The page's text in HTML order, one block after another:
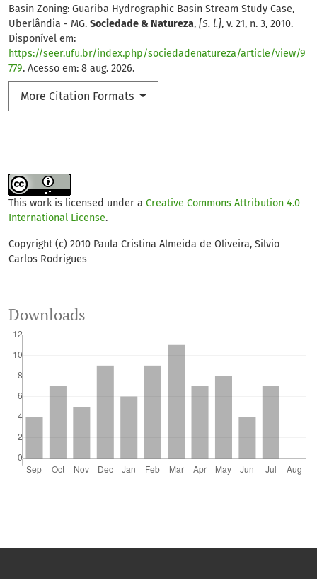
Basin Zoning: Guariba Hydrographic Basin Stream Study Case,
Uberlândia - MG. Sociedade & Natureza, [S. l.], v. 21, n. 3, 2010.
Disponível em:
https://seer.ufu.br/index.php/sociedadenatureza/article/view/9
779. Acesso em: 8 aug. 2026.
More Citation Formats
This work is licensed under a Creative Commons Attribution 4.0
International License.
Copyright (c) 2010 Paula Cristina Almeida de Oliveira, Silvio
Carlos Rodrigues
Downloads